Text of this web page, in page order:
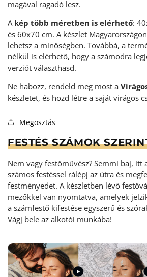
magával ragadó lesz.
A kép több méretben is elérhető:
és 60x70 cm. A készlet
lehetsz a minőségben. Továbbá, a
nélkül is elérhető, hogy a számodra
verziót választhasd.
Ne habozz, rendeld meg most a
készletet, és hozd létre a saját virágos
Megosztás
FESTÉS SZÁMOK
Nem vagy festőművész? Semmi baj, itt
számos festéssel rálépj az útra és
festményedet. A készletben lévő
mezőkkel van nyomtatva, amelyek
a számfestő kifestése egyszerű és
Vágj bele az alkotói munkába!